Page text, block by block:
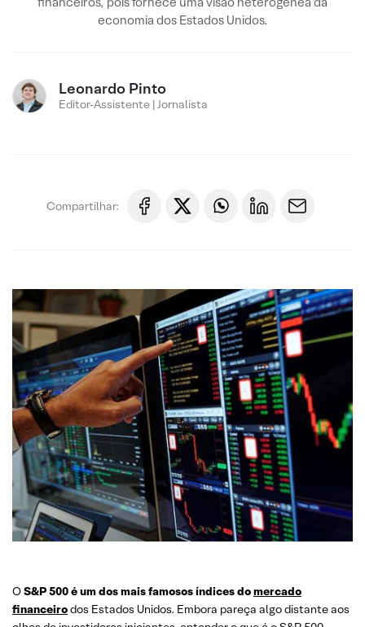
economia dos Estados Unidos.
Leonardo Pinto
Editor-Assistente | Jornalista
Compartilhar:
OS&P 500 é um dos mais famosos índices domercado
financeirodos Estados Unidos. Embora pareça algo distante aos